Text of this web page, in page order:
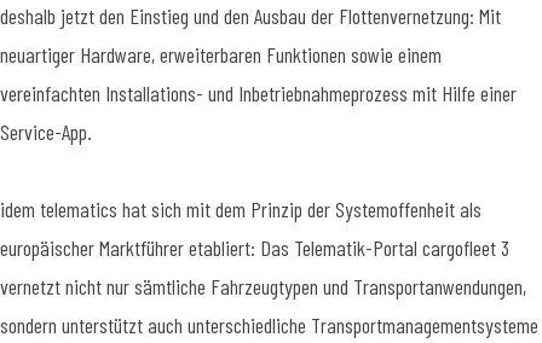
deshalb jetzt den Einstieg und den Ausbau der Flottenvernetzung: Mit
neuartiger Hardware, erweiterbaren Funktionen sowie einem
vereinfachten Installations- und Inbetriebnahmeprozess mit Hilfe einer
Service-App.
idem telematics hat sich mit dem Prinzip der Systemoffenheit als
europäischer Marktführer etabliert: Das Telematik-Portal cargofleet 3
vernetzt nicht nur sämtliche Fahrzeugtypen und Transportanwendungen,
sondern unterstützt auch unterschiedliche Transportmanagementsysteme